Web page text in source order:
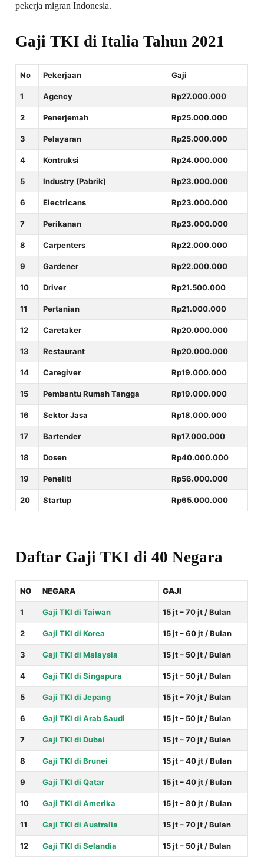
pekerja migran Indonesia.
Gaji TKI di Italia Tahun 2021
No Pekerjaan Gaji
1 Agency Rp27.000.000
2 Penerjemah Rp25.000.000
3 Pelayaran Rp25.000.000
4 Kontruksi Rp24.000.000
5 Industry (Pabrik) Rp23.000.000
6 Electricans Rp23.000.000
7 Perikanan Rp23.000.000
8 Carpenters Rp22.000.000
9 Gardener Rp22.000.000
10 Driver Rp21.500.000
11 Pertanian Rp21.000.000
12 Caretaker Rp20.000.000
13 Restaurant Rp20.000.000
14 Caregiver Rp19.000.000
15 Pembantu Rumah Tangga Rp19.000.000
16 Sektor Jasa Rp18.000.000
17 Bartender Rp17.000.000
18 Dosen Rp40.000.000
19 Peneliti Rp56.000.000
20 Startup Rp65.000.000
Daftar Gaji TKI di 40 Negara
NO NEGARA GAJI
1 Gaji TKI di Taiwan 15 jt – 70 jt / Bulan
2 Gaji TKI di Korea 15 jt – 60 jt / Bulan
3 Gaji TKI di Malaysia 15 jt – 50 jt / Bulan
4 Gaji TKI di Singapura 15 jt – 50 jt / Bulan
5 Gaji TKI di Jepang 15 jt – 70 jt / Bulan
6 Gaji TKI di Arab Saudi 15 jt – 50 jt / Bulan
7 Gaji TKI di Dubai 15 jt – 70 jt / Bulan
8 Gaji TKI di Brunei 15 jt – 40 jt / Bulan
9 Gaji TKI di Qatar 15 jt – 40 jt / Bulan
10 Gaji TKI di Amerika 15 jt – 80 jt / Bulan
11 Gaji TKI di Australia 15 jt – 70 jt / Bulan
12 Gaji TKI di Selandia 15 jt – 50 jt / Bulan